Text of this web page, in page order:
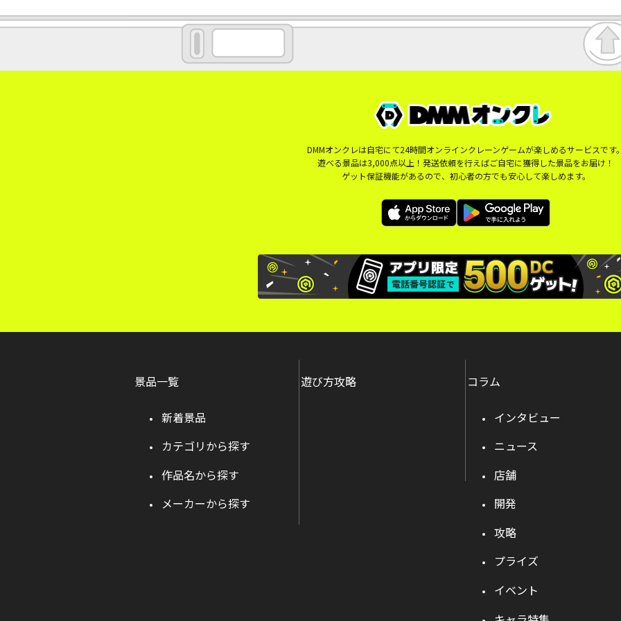
DMMオンクレは自宅にて24時間オンラインクレーンゲームが楽しめるサービスです
遊べる景品は3,000点以上！発送依頼を行えばご自宅に獲得した景品をお届け！
ゲット保証機能があるので、初心者の方でも安心して楽しめます。
景品一覧
新着景品
カテゴリから探す
作品名から探す
メーカーから探す
遊び方攻略 コラム
インタビュー
ニュース
店舗
開発
攻略
プライズ
イベント